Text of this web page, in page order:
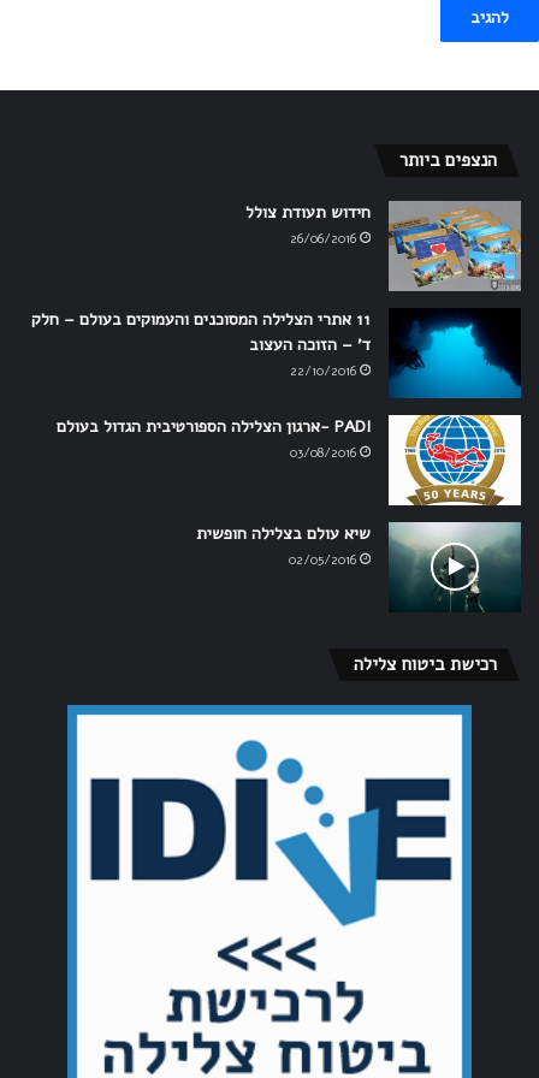
הנצפים ביותר
חידוש תעודת צולל
26/06/2016
11 אתרי הצלילה המסוכנים והעמוקים בעולם – חלק
ד' – הזוכה העצוב
22/10/2016
PADI -ארגון הצלילה הספורטיבית הגדול בעולם
03/08/2016
שיא עולם בצלילה חופשית
02/05/2016
רכישת ביטוח צלילה